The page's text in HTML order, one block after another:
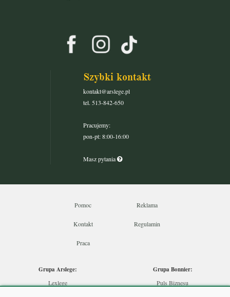
Szybki kontakt
kontakt@arslege.pl
tel. 513-842-650
Pracujemy:
pon-pt: 8:00-16:00
Masz pytania
Pomoc Reklama
Kontakt Regulamin
Praca
Grupa Arslege:
Lexlege
Grupa Bonnier:
Puls Biznesu